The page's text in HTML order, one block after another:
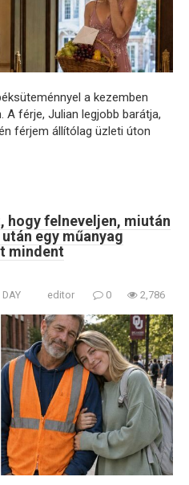
a kezemben
férje, Julian legjobb barátja,
férjem állítólag üzleti úton
hogy felneveljen, miután
egy műanyag
mindent
DAY editor 0 2,786